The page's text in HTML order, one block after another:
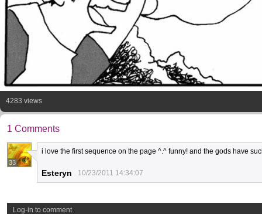
4283 views
1 Comments
33
i love the first sequence on the page ^.^ funny! and the gods have
Esteryn 10/23/2011 14:34:07
Log-in to comment